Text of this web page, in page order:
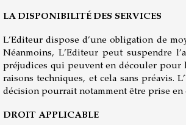
LA DISPONIBILITÉ DES SERVICES
L’Editeur dispose d’une obligation de
Néanmoins, L’Editeur peut suspendre
préjudices qui peuvent en découler
raisons techniques, et cela sans préavis.
décision pourrait notamment être prise
DROIT APPLICABLE